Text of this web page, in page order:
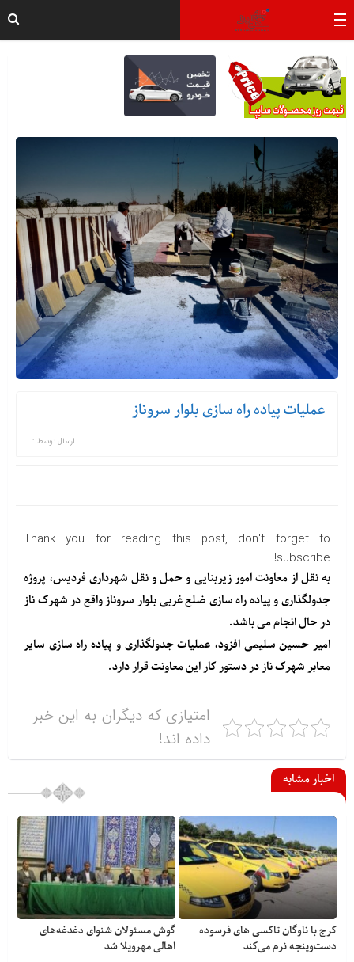
عملیات پیاده راه سازی بلوار سروناز
ارسال توسط :
Thank you for reading this post, don't forget to
subscribe!
به نقل از معاونت امور زیربنایی و حمل و نقل شهرداری فردیس، پروژه
جدولگذاری و پیاده راه سازی ضلع غربی بلوار سروناز واقع در شهرک ناز
در حال انجام می باشد.
امیر حسین سلیمی افزود، عملیات جدولگذاری و پیاده راه سازی سایر
معابر شهرک ناز در دستور کار این معاونت قرار دارد.
امتیازی که دیگران به این خبر
داده اند!
اخبار مشابه
کرج با ناوگان تاکسی های فرسوده
دست‌وپنجه نرم می‌کند
گوش مسئولان شنوای دغدغه‎‌های
اهالی مهرویلا شد